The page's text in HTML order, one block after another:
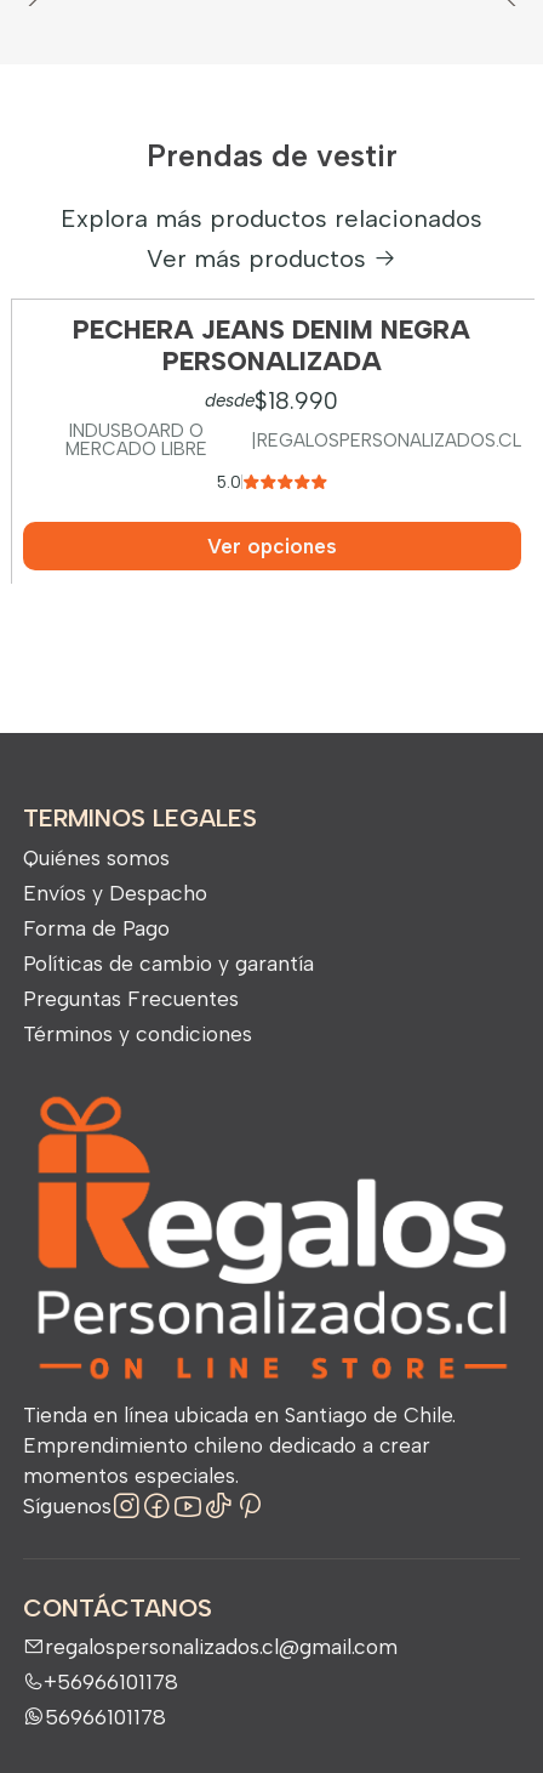
Prendas de vestir
Explora más productos relacionados
Ver más productos
PECHERA JEANS DENIM NEGRA
PERSONALIZADA
desde$18.990
INDUSBOARD O
MERCADO LIBRE
REGALOSPERSONALIZADOS.CL
5.0
Ver opciones
TERMINOS LEGALES
Quiénes somos
Envíos y Despacho
Forma de Pago
Políticas de cambio y garantía
Preguntas Frecuentes
Términos y condiciones
Tienda en línea ubicada en Santiago de Chile.
Emprendimiento chileno dedicado a crear
momentos especiales.
Síguenos
CONTÁCTANOS
regalospersonalizados.cl@gmail.com
+56966101178
56966101178